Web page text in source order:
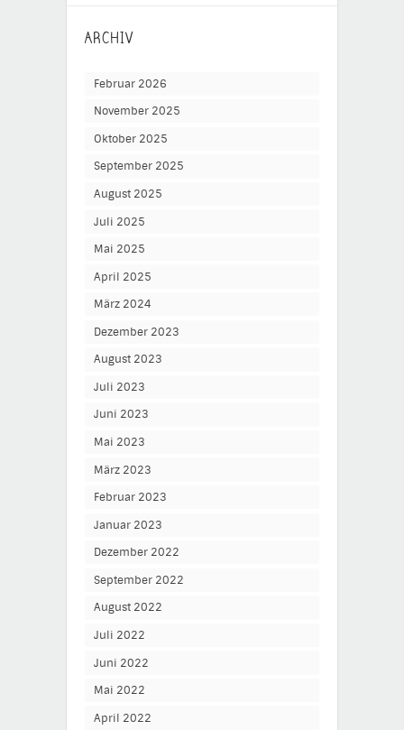
ARCHIV
Februar 2026
November 2025
Oktober 2025
September 2025
August 2025
Juli 2025
Mai 2025
April 2025
März 2024
Dezember 2023
August 2023
Juli 2023
Juni 2023
Mai 2023
März 2023
Februar 2023
Januar 2023
Dezember 2022
September 2022
August 2022
Juli 2022
Juni 2022
Mai 2022
April 2022